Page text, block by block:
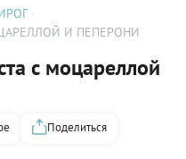
И ПЕПЕРОНИ
с моцареллой
Поделиться